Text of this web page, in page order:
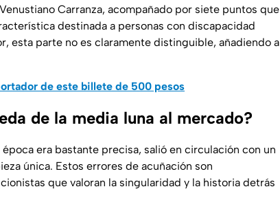
Carranza, acompañado por siete puntos que
destinada a personas con discapacidad
esta parte no es claramente distinguible, añadiendo a
de este billete de 500 pesos
de la media luna al mercado?
era bastante precisa, salió en circulación con un
única. Estos errores de acuñación son
que valoran la singularidad y la historia detrás